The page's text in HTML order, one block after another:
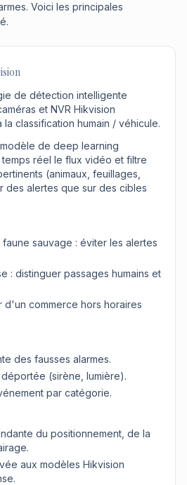
Voici les principales
de détection intelligente
et NVR Hikvision
classification humain / véhicule.
de deep learning
réel le flux vidéo et filtre
(animaux, feuillages,
des alertes que sur des cibles
sauvage : éviter les alertes
: distinguer passages humains et
d'un commerce hors horaires
des fausses alarmes.
(sirène, lumière).
par catégorie.
du positionnement, de la
aux modèles Hikvision